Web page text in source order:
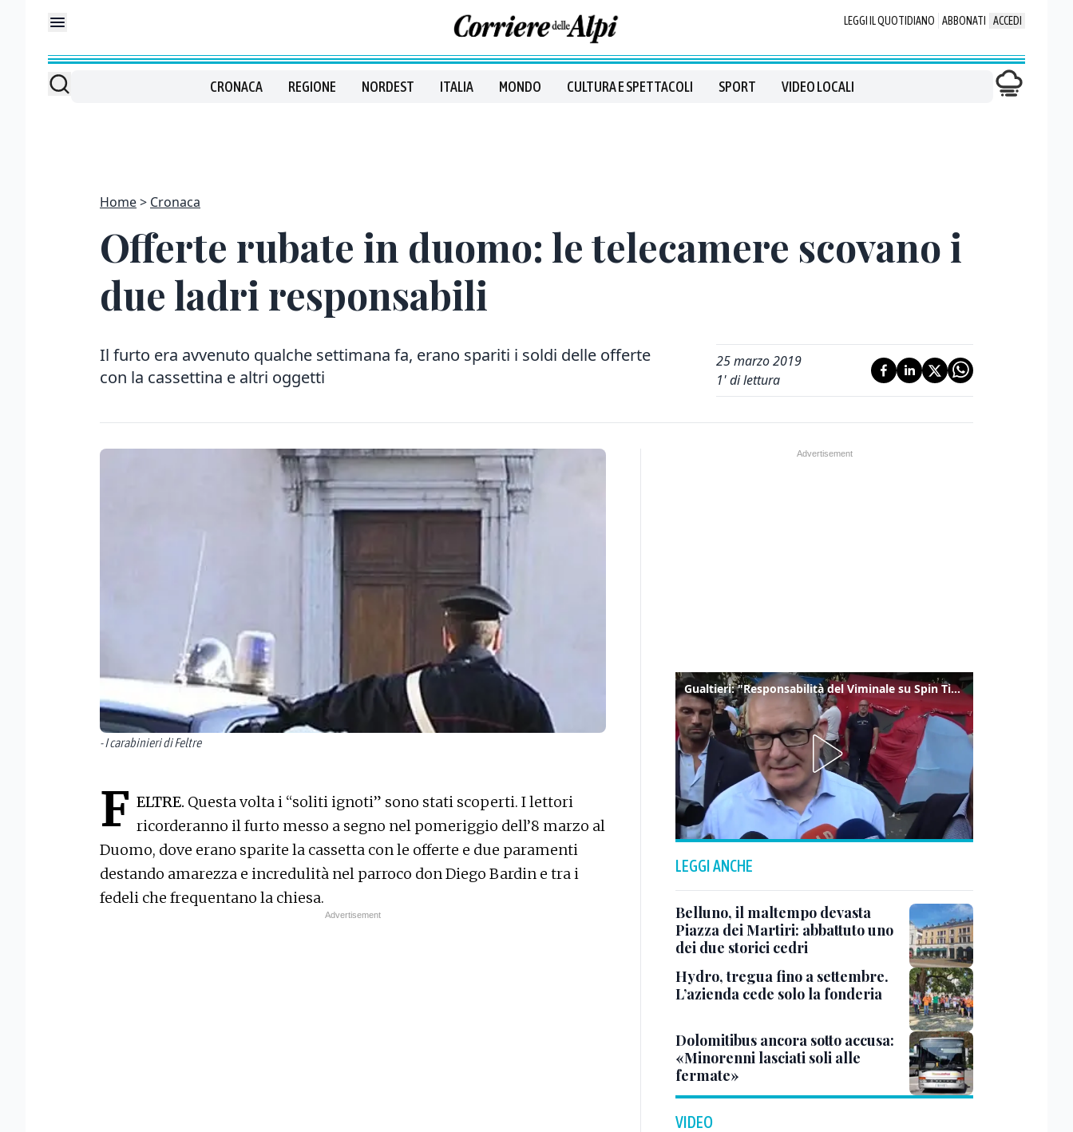
LEGGI IL QUOTIDIANO ABBONATI ACCEDI
CRONACA REGIONE NORDEST ITALIA MONDO CULTURA E SPETTACOLI SPORT VIDEO LOCALI
Home Cronaca
Offerte rubate in duomo: le telecamere scovano i
due ladri responsabili
Il furto era avvenuto qualche settimana fa, erano spariti i soldi delle offerte
con la cassettina e altri oggetti
25 marzo 2019
1' di lettura
- I carabinieri di Feltre
F ELTRE. Questa volta i “soliti ignoti” sono stati scoperti. I lettori
ricorderanno il furto messo a segno nel pomeriggio dell’8 marzo al
Duomo, dove erano sparite la cassetta con le offerte e due paramenti
destando amarezza e incredulità nel parroco don Diego Bardin e tra i
fedeli che frequentano la chiesa.
Gualtieri: "Responsabilità del Viminale su Spin Time? La posizione dei partiti è nota"
LEGGI ANCHE
Belluno, il maltempo devasta
Piazza dei Martiri: abbattuto uno
dei due storici cedri
Hydro, tregua fino a settembre.
L’azienda cede solo la fonderia
Dolomitibus ancora sotto accusa:
«Minorenni lasciati soli alle
fermate»
VIDEO